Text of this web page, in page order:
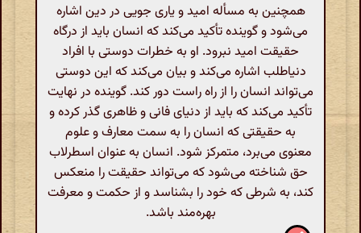
همچنین به مسأله امید و یاری جویی در دین اشاره
می‌شود و گوینده تأکید می‌کند که انسان باید از درگاه
حقیقت امید نبرود. او به خطرات دوستی با افراد
دنیاطلب اشاره می‌کند و بیان می‌کند که این دوستی
می‌تواند انسان را از راه راست دور کند. گوینده در نهایت
تأکید می‌کند که باید از دنیای فانی و ظاهری گذر کرده و
به حقیقتی که انسان را به سمت معارف و علوم
معنوی می‌برد، متمرکز شود. انسان به عنوان اسطرلاب
حق شناخته می‌شود که می‌تواند حقیقت را منعکس
کند، به شرطی که خود را بشناسد و از حکمت و معرفت
بهره‌مند باشد.